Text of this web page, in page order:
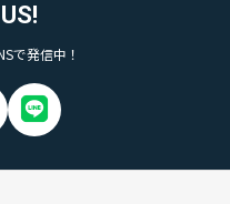
で発信中！